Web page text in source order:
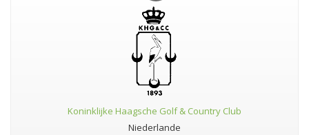
Koninklijke Haagsche Golf & Country Club
Niederlande